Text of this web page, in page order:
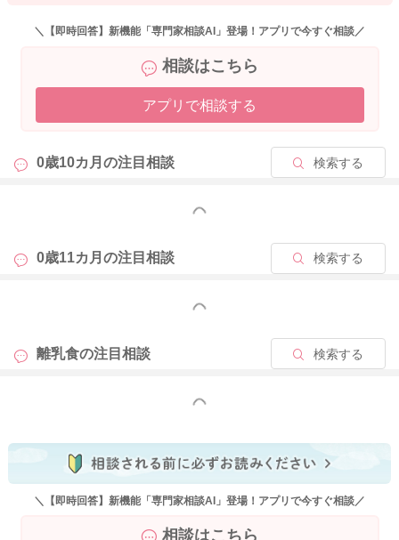
＼【即時回答】新機能「専門家相談AI」登場！アプリで今すぐ相談／
相談はこちら
アプリで相談する
0歳10カ月の注目相談 検索する
もっと見る
0歳11カ月の注目相談 検索する
もっと見る
離乳食の注目相談 検索する
もっと見る
＼【即時回答】新機能「専門家相談AI」登場！アプリで今すぐ相談／
相談はこちら